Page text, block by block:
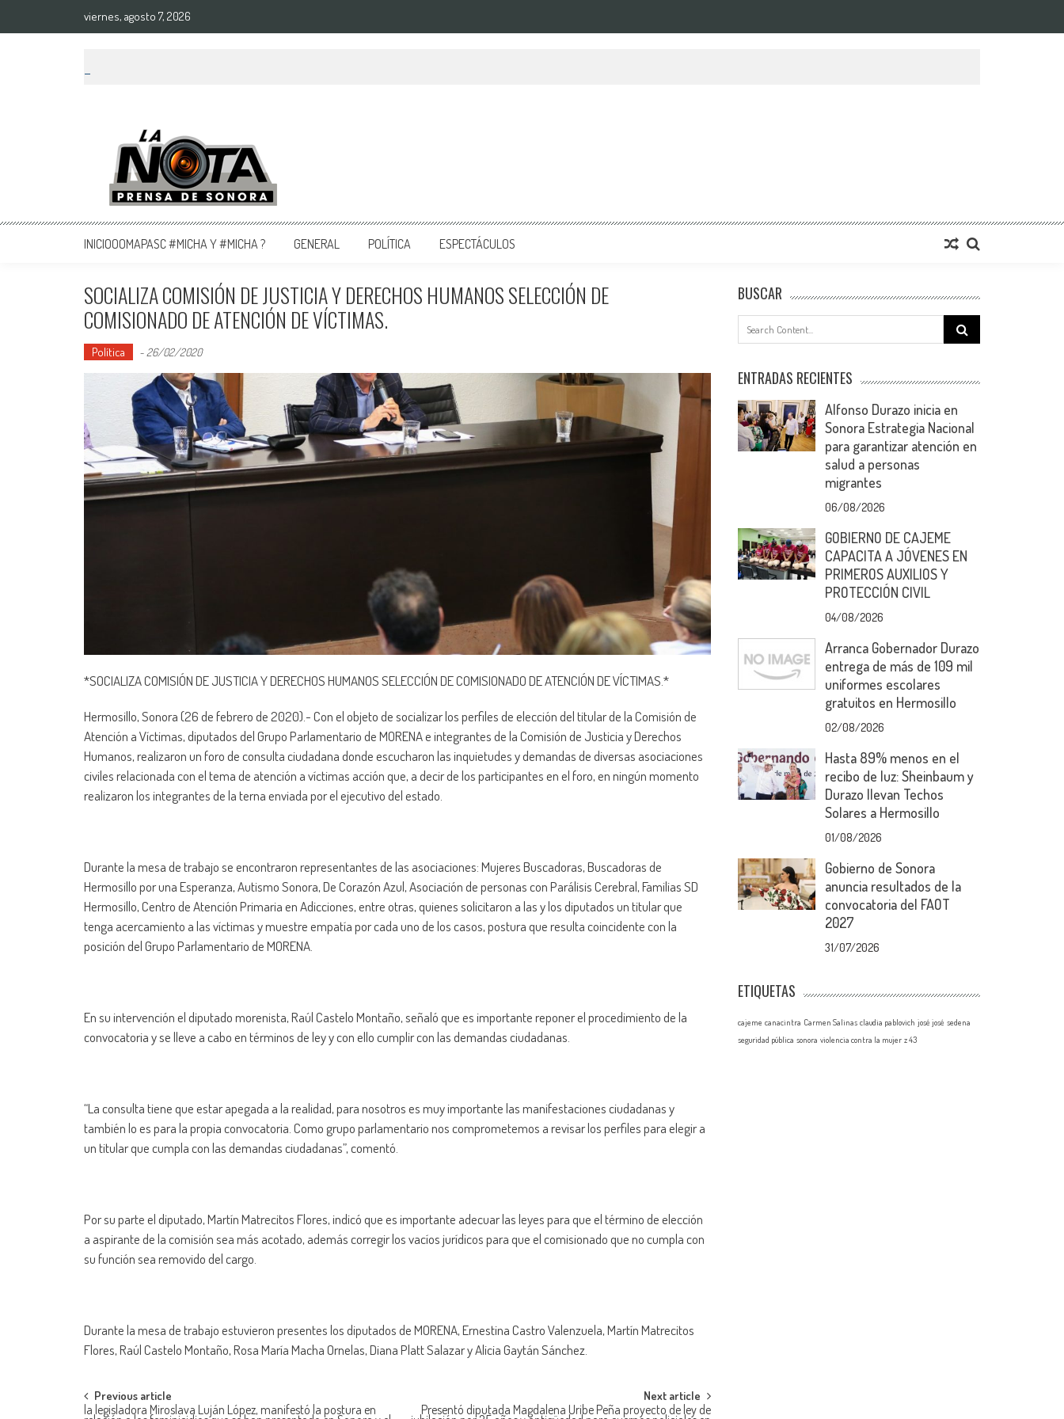
viernes, agosto 7, 2026
La Nota Prensa De Sonora
Noticias del día
INICIOOOMAPASC #MICHA Y #MICHA ? GENERAL POLÍTICA ESPECTÁCULOS
SOCIALIZA COMISIÓN DE JUSTICIA Y DERECHOS HUMANOS SELECCIÓN DE
COMISIONADO DE ATENCIÓN DE VÍCTIMAS.
Política - 26/02/2020
*SOCIALIZA COMISIÓN DE JUSTICIA Y DERECHOS HUMANOS SELECCIÓN DE COMISIONADO DE ATENCIÓN DE VÍCTIMAS.*
Hermosillo, Sonora (26 de febrero de 2020).- Con el objeto de socializar los perfiles de elección del titular de la Comisión de
Atención a Víctimas, diputados del Grupo Parlamentario de MORENA e integrantes de la Comisión de Justicia y Derechos
Humanos, realizaron un foro de consulta ciudadana donde escucharon las inquietudes y demandas de diversas asociaciones
civiles relacionada con el tema de atención a víctimas acción que, a decir de los participantes en el foro, en ningún momento
realizaron los integrantes de la terna enviada por el ejecutivo del estado.
Durante la mesa de trabajo se encontraron representantes de las asociaciones: Mujeres Buscadoras, Buscadoras de
Hermosillo por una Esperanza, Autismo Sonora, De Corazón Azul, Asociación de personas con Parálisis Cerebral, Familias SD
Hermosillo, Centro de Atención Primaria en Adicciones, entre otras, quienes solicitaron a las y los diputados un titular que
tenga acercamiento a las víctimas y muestre empatía por cada uno de los casos, postura que resulta coincidente con la
posición del Grupo Parlamentario de MORENA.
En su intervención el diputado morenista, Raúl Castelo Montaño, señaló que es importante reponer el procedimiento de la
convocatoria y se lleve a cabo en términos de ley y con ello cumplir con las demandas ciudadanas.
“La consulta tiene que estar apegada a la realidad, para nosotros es muy importante las manifestaciones ciudadanas y
también lo es para la propia convocatoria. Como grupo parlamentario nos comprometemos a revisar los perfiles para elegir a
un titular que cumpla con las demandas ciudadanas”, comentó.
Por su parte el diputado, Martín Matrecitos Flores, indicó que es importante adecuar las leyes para que el término de elección
a aspirante de la comisión sea más acotado, además corregir los vacíos jurídicos para que el comisionado que no cumpla con
su función sea removido del cargo.
Durante la mesa de trabajo estuvieron presentes los diputados de MORENA, Ernestina Castro Valenzuela, Martín Matrecitos
Flores, Raúl Castelo Montaño, Rosa María Macha Ornelas, Diana Platt Salazar y Alicia Gaytán Sánchez.
Post
Previous article
la legisladora Miroslava Luján López, manifestó la postura en
Next article
Presentó diputada Magdalena Uribe Peña proyecto de ley de
BUSCAR
Search
for:
ENTRADAS RECIENTES
Alfonso Durazo inicia en
Sonora Estrategia Nacional
para garantizar atención en
salud a personas
migrantes
06/08/2026
GOBIERNO DE CAJEME
CAPACITA A JÓVENES EN
PRIMEROS AUXILIOS Y
PROTECCIÓN CIVIL
04/08/2026
Arranca Gobernador Durazo
entrega de más de 109 mil
uniformes escolares
gratuitos en Hermosillo
02/08/2026
Hasta 89% menos en el
recibo de luz: Sheinbaum y
Durazo llevan Techos
Solares a Hermosillo
01/08/2026
Gobierno de Sonora
anuncia resultados de la
convocatoria del FAOT
2027
31/07/2026
ETIQUETAS
cajeme canacintra Carmen Salinas claudia pablovich josé josé sedena
seguridad pública sonora violencia contra la mujer z 43